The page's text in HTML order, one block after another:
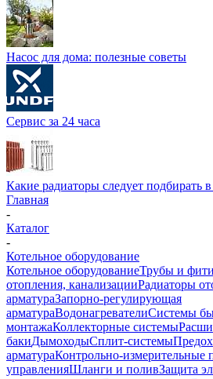
Насос для дома: полезные советы
Сервис за 24 часа
Какие радиаторы следует подбирать
Главная
-
Каталог
-
Котельное оборудование
Котельное оборудованиеТрубы и
отопления, канализацииРадиаторы
арматураЗапорно-регулирующая
арматураВодонагревателиСистемы
монтажаКоллекторные системы
бакиДымоходыСплит-системы
арматураКонтрольно-измерительные
управленияШланги и поливЗащита